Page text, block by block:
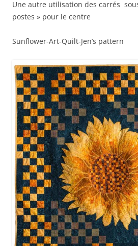
Une autre utilisation des carrés
postes » pour le centre
Sunflower-Art-Quilt-Jen’s pattern